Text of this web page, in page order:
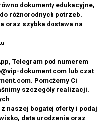
dokumenty edukacyjne,
różnorodnych potrzeb.
oraz szybka dostawa na
Telegram pod numerem
dokument.com lub czat
Pomożemy Ci
szczegóły realizacji.
naszej bogatej oferty i podaj
data urodzenia oraz